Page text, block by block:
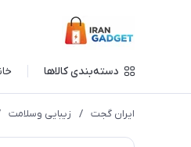
دسته‌بندی کالاها
ایران گجت / زیبایی وسلامت